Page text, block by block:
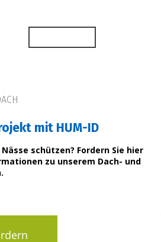
mit HUM-ID
schützen? Fordern Sie hier
zu unserem Dach- und